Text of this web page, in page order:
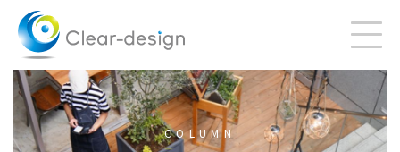
content
COLUMN